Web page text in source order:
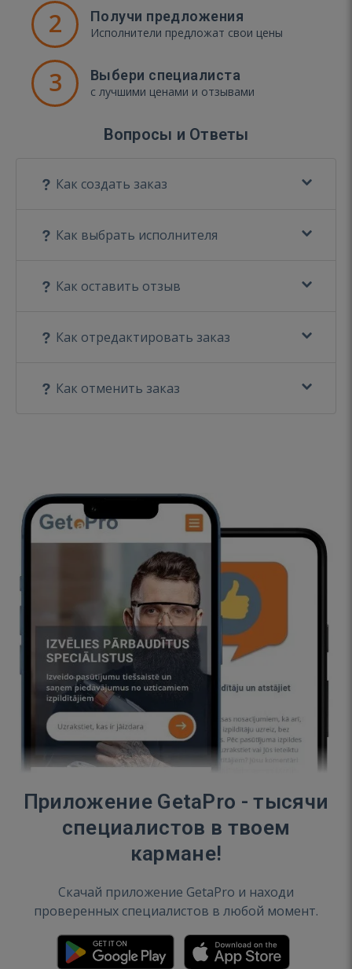
2 Получи предложения
Исполнители предложат свои цены
3 Выбери специалиста
с лучшими ценами и отзывами
Вопросы и Ответы
Как создать заказ
Как выбрать исполнителя
Как оставить отзыв
Как отредактировать заказ
Как отменить заказ
Приложение GetaPro - тысячи
специалистов в твоем
кармане!
Скачай приложение GetaPro и находи
проверенных специалистов в любой момент.